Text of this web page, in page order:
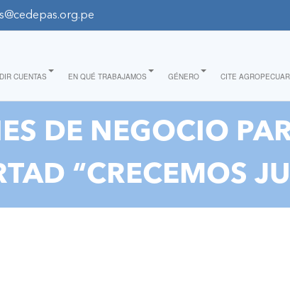
CUENTAS EN QUÉ TRABAJAMOS GÉNERO CITE
DE NEGOCIO
“CRECEMOS